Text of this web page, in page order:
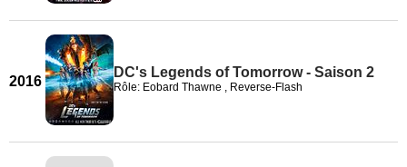
2016
DC's Legends of Tomorrow - Saison 2
Rôle: Eobard Thawne , Reverse-Flash